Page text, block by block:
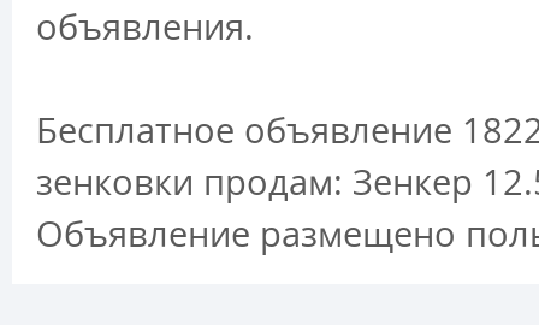
объявления.
Бесплатное объявление
зенковки продам: Зенкер
Объявление размещено